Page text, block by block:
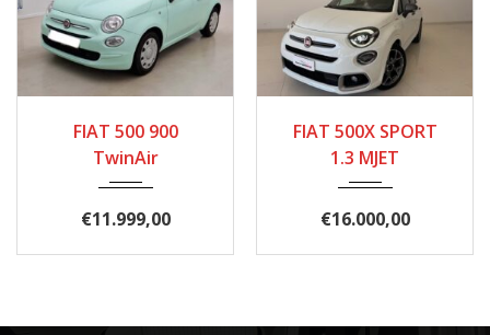
68.000 km.
FIAT 500 900
TwinAir
€11.999,00
138.000
FIAT 500X SPORT
1.3 MJET
€16.000,00